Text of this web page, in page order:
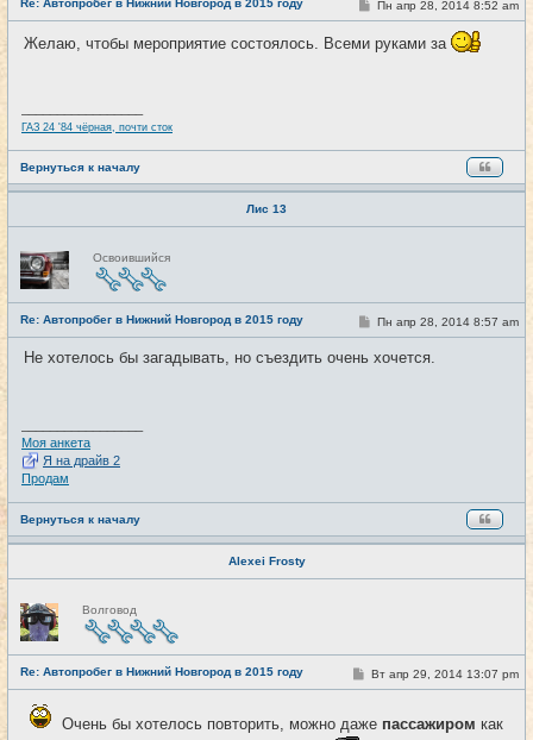
е
т
и
Re: Автопробег в Нижний Новгород в 2015 году #2
С
о
б
Пн апр 28, 2014 8:52 am
Желаю, чтобы мероприятие состоялось. Всеми руками за
ГАЗ 24 '84 чёрная, почти сток
Вернуться к началу
Лис 13
Н
е
в
с
е
т
и
Освоившийся
Re: Автопробег в Нижний Новгород в 2015 году #3
С
о
б
Пн апр 28, 2014 8:57 am
Не хотелось бы загадывать, но съездить очень хочется.
Моя анкета
Я на драйв 2
Продам
Вернуться к началу
Alexei Frosty
Н
е
в
с
е
т
и
Волговод
Re: Автопробег в Нижний Новгород в 2015 году #4
С
о
щ
Вт апр 29, 2014 13:07 pm
Очень бы хотелось повторить, можно даже пассажиром как